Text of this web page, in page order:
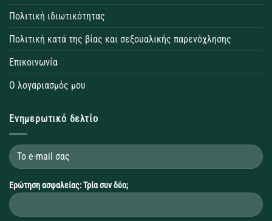
Πολιτική ιδιωτικότητας
Πολιτική κατά της βίας και σεξουαλικής παρενόχλησης
Επικοινωνία
Ο λογαριασμός μου
Ενημερωτικό δελτίο
Ερώτηση ασφαλείας: Τρία συν δύο;